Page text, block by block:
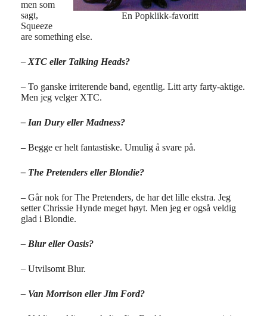
En Popklikk-favoritt
men som
sagt,
Squeeze
are something else.
– XTC eller Talking Heads?
– To ganske irriterende band, egentlig. Litt arty farty-aktige.
Men jeg velger XTC.
– Ian Dury eller Madness?
– Begge er helt fantastiske. Umulig å svare på.
– The Pretenders eller Blondie?
– Går nok for The Pretenders, de har det lille ekstra. Jeg
setter Chrissie Hynde meget høyt. Men jeg er også veldig
glad i Blondie.
– Blur eller Oasis?
– Utvilsomt Blur.
– Van Morrison eller Jim Ford?